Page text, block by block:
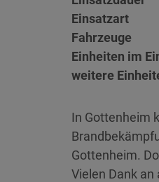
Einsatzart
Fahrzeuge
Einheiten im
weitere
In Gottenheim
Gottenheim.
Vielen Dank